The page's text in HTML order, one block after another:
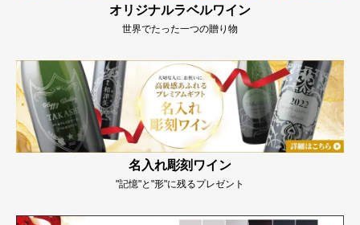
オリジナルラベルワイン
世界でたった一つの贈り物
名入れ彫刻ワイン
"記憶"と"形"に残るプレゼント